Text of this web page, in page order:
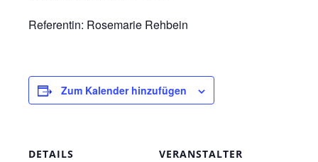
Referentin: Rosemarie Rehbein
Zum Kalender hinzufügen
DETAILS VERANSTALTER